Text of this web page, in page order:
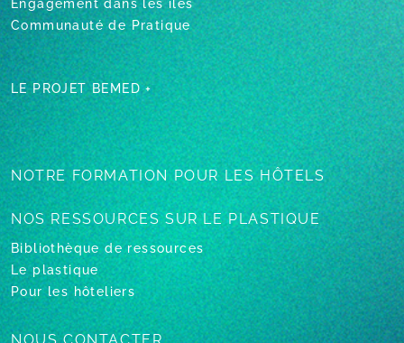
Engagement dans les îles
Communauté de Pratique
LE PROJET BEMED +
NOTRE FORMATIONPOUR LES HÔTELS
NOS RESSOURCESSUR LE PLASTIQUE
Bibliothèque de ressources
Le plastique
Pour les hôteliers